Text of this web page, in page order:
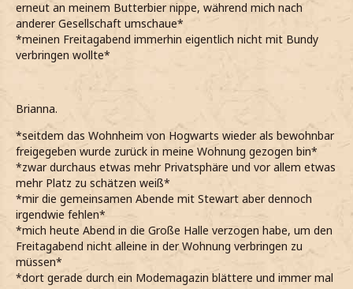
erneut an meinem Butterbier nippe, während mich nach
anderer Gesellschaft umschaue*
*meinen Freitagabend immerhin eigentlich nicht mit Bundy
verbringen wollte*
Brianna.
*seitdem das Wohnheim von Hogwarts wieder als bewohnbar
freigegeben wurde zurück in meine Wohnung gezogen bin*
*zwar durchaus etwas mehr Privatsphäre und vor allem etwas
mehr Platz zu schätzen weiß*
*mir die gemeinsamen Abende mit Stewart aber dennoch
irgendwie fehlen*
*mich heute Abend in die Große Halle verzogen habe, um den
Freitagabend nicht alleine in der Wohnung verbringen zu
müssen*
*dort gerade durch ein Modemagazin blättere und immer mal